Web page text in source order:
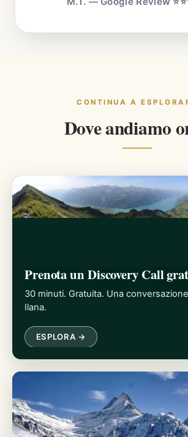
CONTINUA A
Dove andiamo
Prenota un Discovery Call
30 minuti. Gratuita. Una
Ilana.
ESPLORA →